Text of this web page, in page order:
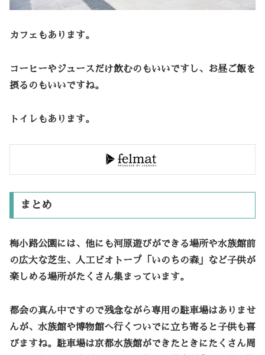
カフェもあります。
コーヒーやジュースだけ飲むのもいいですし、お昼ご飯を
摂るのもいいですね。
トイレもあります。
まとめ
梅小路公園には、他にも河原遊びができる場所や水族館前
の広大な芝生、人工ビオトープ「いのちの森」など子供が
楽しめる場所がたくさん集まっています。
都会の真ん中ですので残念ながら専用の駐車場はありませ
んが、水族館や博物館へ行くついでに立ち寄ると子供も喜
びますね。駐車場は京都水族館ができたときにたくさん周